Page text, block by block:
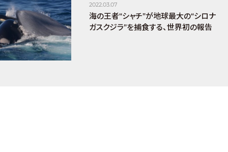
2022.03.07
海の王者“シャチ”が地球最大の“シロナ
ガスクジラ”を捕食する、世界初の報告